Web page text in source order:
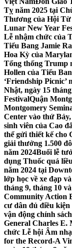
Tỵ năm 2025 tại
Thương của Hội Từ
Lunar New Year
Lễ nhậm chức của
Tiểu Bang Jamie
Hoa Kỳ của
Tổng thống Trump
Hollen của Tiểu
‘Friendship
Nhật, ngày 15
FestivalQuận
Montgomery
Center vào thứ
sinh viên của Cao
thể gửi thiết kế cho
giải thưởng 1.500
năm 2024Buổi lễ
dụng Thuốc quá
năm 2024 tại
lớp học về xe đạp
tháng 9, tháng 10
Community Action
cư dân đủ điều
vận động chính
General Charles E.
chức Lễ hội Âm
for the Record-A